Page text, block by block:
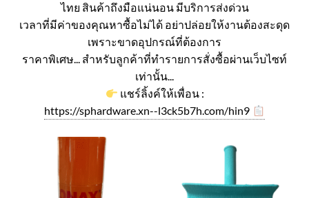
ไทย สินค้าถึงมือแน่นอน มีบริการส่งด่วน
เวลาที่มีค่าของคุณหาซื้อไม่ได้ อย่าปล่อยให้งานต้องสะดุด
เพราะขาดอุปกรณ์ที่ต้องการ
ราคาพิเศษ... สำหรับลูกค้าที่ทำรายการสั่งซื้อผ่านเว็บไซท์
เท่านั้น...
แชร์ลิ้งค์ให้เพื่อน :
https://sphardware.xn--l3ck5b7h.com/hin9